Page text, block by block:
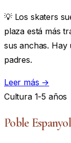
💡 Los skaters
plaza está más
sus anchas.
padres.
Leer más →
Cultura 1-5 años
Poble Espanyol